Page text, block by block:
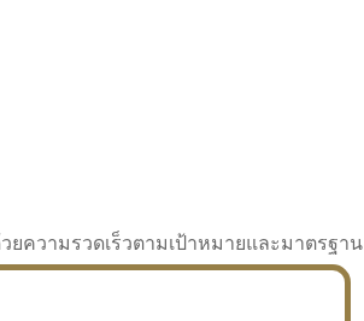
ความรวดเร็วตามเป้าหมายและมาตรฐาน